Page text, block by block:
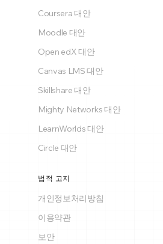
Coursera 대안
Moodle 대안
Open edX 대안
Canvas LMS 대안
Skillshare 대안
Mighty Networks 대안
LearnWorlds 대안
Circle 대안
법적 고지
개인정보처리방침
이용약관
보안